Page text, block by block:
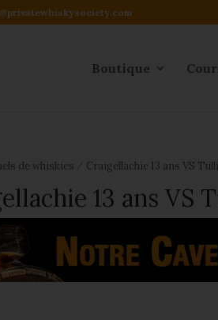
Boutique
de whiskies Craigellachie 13 ans VS
13 ans VS